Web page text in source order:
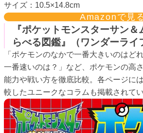
サイズ：10.5×14.8cm
Amazonで見
『ポケットモンスターサン
らべる図鑑』（ワンダーライ
「ポケモンのなかで一番大きいのはど
一番速いのは？」など、ポケモンの高
能力や戦い方を徹底比較。各ページに
較したユニークなコラムも掲載されてい